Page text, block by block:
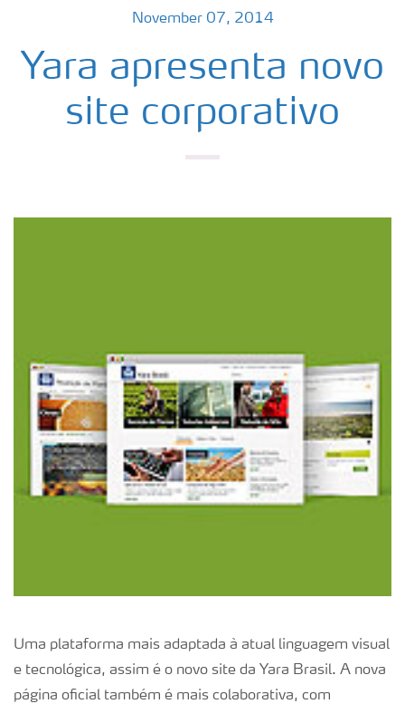
November 07, 2014
Yara apresenta novo
site corporativo
Uma plataforma mais adaptada à atual linguagem visual
e tecnológica, assim é o novo site da Yara Brasil. A nova
página oficial também é mais colaborativa, com